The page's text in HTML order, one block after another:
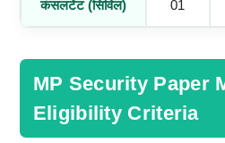
कंसलटेंट (सिविल) 01
MP Security Paper
Eligibility Criteria